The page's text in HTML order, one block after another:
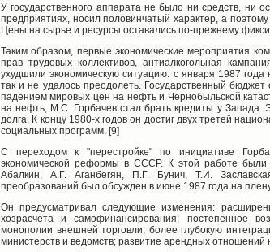
У государственного аппарата не было ни средств, ни
предприятиях, носил половинчатый характер, а
Цены на сырье и ресурсы оставались по-прежнему
Таким образом, первые экономические мероприятия
прав трудовых коллективов, антиалкогольная
ухудшили экономическую ситуацию: с января 1987
так и не удалось преодолеть. Государственный
падением мировых цен на нефть и Чернобыльской
на нефть, М.С. Горбачев стал брать кредиты у Запада.
долга. К концу 1980-х годов он достиг двух третей
социальных программ. [9]
С переходом к "перестройке" по инициативе
экономической реформы в СССР. К этой работе были
Абалкин, А.Г. Аганбегян, П.Г. Бунич, Т.И.
преобразований был обсужден в июне 1987 года на
Он предусматривал следующие изменения:
хозрасчета и самофинансирования; постепенное
монополии внешней торговли; более глубокую
министерств и ведомств; развитие арендных отношений